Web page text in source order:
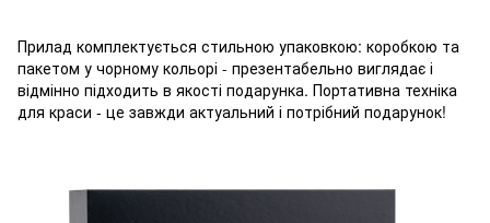
Прилад комплектується стильною упаковкою: коробкою та
пакетом у чорному кольорі - презентабельно виглядає і
відмінно підходить в якості подарунка. Портативна техніка
для краси - це завжди актуальний і потрібний подарунок!